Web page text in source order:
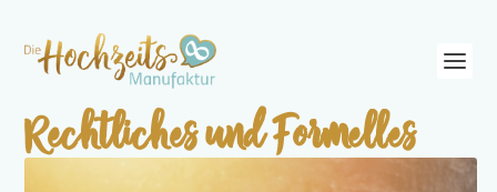
Rechtliches und Formelles